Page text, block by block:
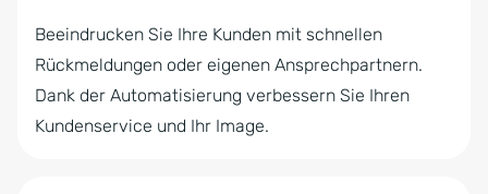
Beeindrucken Sie Ihre Kunden mit schnellen
Rückmeldungen oder eigenen Ansprechpartnern.
Dank der Automatisierung verbessern Sie Ihren
Kundenservice und Ihr Image.